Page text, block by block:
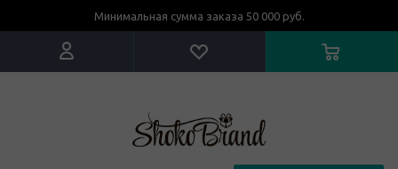
Минимальная сумма заказа 50 000 руб.